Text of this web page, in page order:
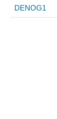
Blog
DENOG1